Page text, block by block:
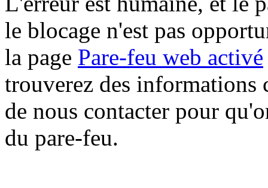
le blocage n'est pas
la page Pare-feu web activé
trouverez des informations
de nous contacter pour
du pare-feu.